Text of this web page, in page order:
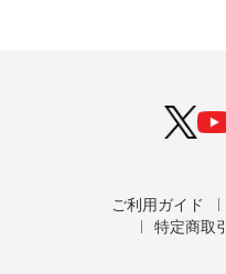
ご利用ガイド
特定商取